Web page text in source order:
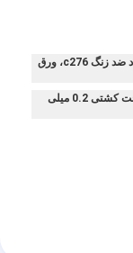
430 ورق فولاد ضد زنگ نورد سرد، ورق نورد سرد فولاد ضد زنگ c276، ورق
ورق فولادی کشتی سازی Q235B، صفحه فولادی ساخت کشتی 0.2 میلی